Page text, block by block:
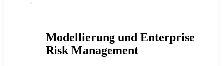
Modellierung und Enterprise
Risk Management